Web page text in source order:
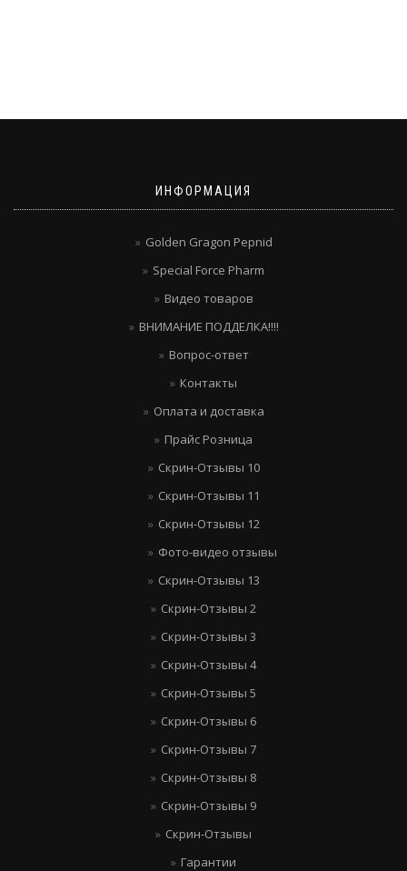
ИНФОРМАЦИЯ
Golden Gragon Pepnid
Special Force Pharm
Видео товаров
ВНИМАНИЕ ПОДДЕЛКА!!!!
Вопрос-ответ
Контакты
Оплата и доставка
Прайс Розница
Скрин-Отзывы 10
Скрин-Отзывы 11
Скрин-Отзывы 12
Фото-видео отзывы
Скрин-Отзывы 13
Скрин-Отзывы 2
Скрин-Отзывы 3
Скрин-Отзывы 4
Скрин-Отзывы 5
Скрин-Отзывы 6
Скрин-Отзывы 7
Скрин-Отзывы 8
Скрин-Отзывы 9
Скрин-Отзывы
Гарантии